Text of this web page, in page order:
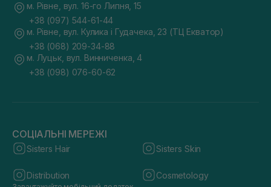
м. Рівне, вул. 16-го Липня, 15
+38 (097) 544-61-44
м. Рівне, вул. Кулика і Гудачека, 23 (ТЦ Екватор)
+38 (068) 209-34-88
м. Луцьк, вул. Винниченка, 4
+38 (098) 076-60-62
СОЦІАЛЬНІ МЕРЕЖІ
Sisters Hair Sisters Skin
Distribution Cosmetology